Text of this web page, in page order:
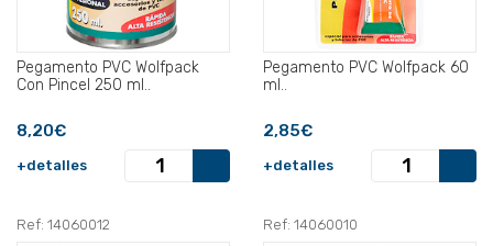
Pegamento PVC Wolfpack
Con Pincel 250 ml..
8,20€
+detalles
Pegamento PVC Wolfpack 60
ml..
2,85€
+detalles
Ref: 14060012 Ref: 14060010